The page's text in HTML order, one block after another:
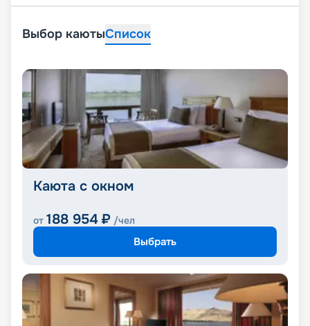
Выбор каютыСписок
Каюта с окном
от 188 954 ₽ /чел
Выбрать